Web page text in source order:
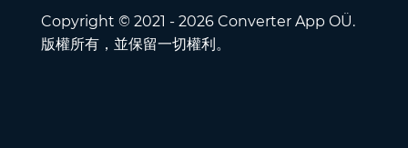
Copyright © 2021 - 2026 Converter App OÜ.
版權所有，並保留一切權利。